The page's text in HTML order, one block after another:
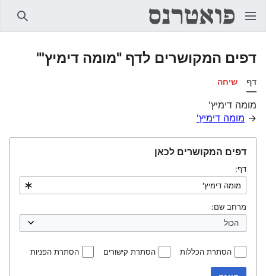
דפים המקושרים לדף "מומה דימיץ'"
דף שיחה
מומה דימיץ'
→ מומה דימיץ'
דפים המקושרים לכאן
דף:
מרחב שם:
הסתרת הכללות הסתרת קישורים הסתרת הפניות